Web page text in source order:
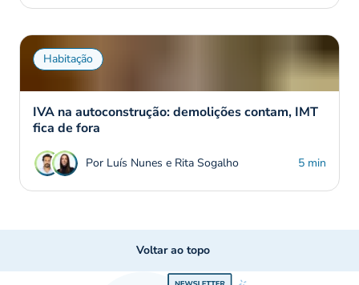
Habitação
IVA na autoconstrução: demolições contam, IMT
fica de fora
Por Luís Nunes e Rita Sogalho 5 min
Voltar ao topo